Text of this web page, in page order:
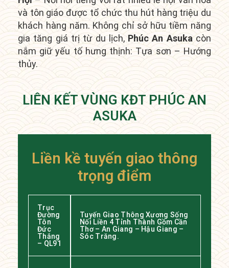
và tôn giáo được tổ chức thu hút hàng triệu du
khách hàng năm.Không chỉ sở hữu tiềm năng
gia tăng giá trị từ du lịch,Phúc An Asukacòn
nắm giữ yếu tố hưng thịnh: Tựa sơn – Hướng
thủy.
LIÊN KẾT VÙNG KĐT PHÚC AN
ASUKA
Liền kề tuyến giao thông
trọng điểm
Trục
Đường
Tôn
Đức
Thắng
– QL91
Tuyến Giao Thông Xương Sống
Nối Liền 4 Tỉnh Thành Gồm Cần
Thơ – An Giang – Hậu Giang –
Sóc Trăng.